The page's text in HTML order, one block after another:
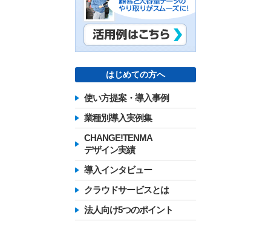
はじめての方へ
使い方提案・導入事例
業種別導入実例集
CHANGE!TENMA
デザイン実績
導入インタビュー
クラウドサービスとは
法人向け5つのポイント